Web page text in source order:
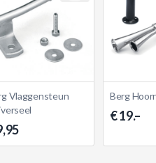
Vlaggensteun
Berg
€ 19.–